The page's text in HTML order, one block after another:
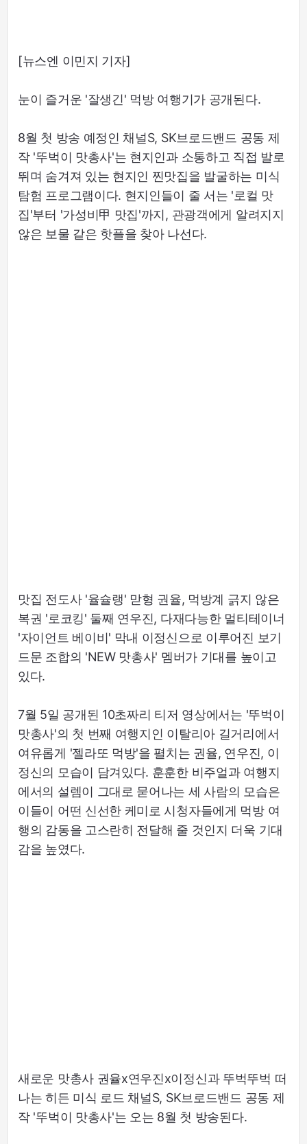
[뉴스엔 이민지 기자]
눈이 즐거운 '잘생긴' 먹방 여행기가 공개된다.
8월 첫 방송 예정인 채널S, SK브로드밴드 공동 제
작 '뚜벅이 맛총사'는 현지인과 소통하고 직접 발로
뛰며 숨겨져 있는 현지인 찐맛집을 발굴하는 미식
탐험 프로그램이다. 현지인들이 줄 서는 '로컬 맛
집'부터 '가성비甲 맛집'까지, 관광객에게 알려지지
않은 보물 같은 핫플을 찾아 나선다.
맛집 전도사 '율슐랭' 맏형 권율, 먹방계 긁지 않은
복권 '로코킹' 둘째 연우진, 다재다능한 멀티테이너
'자이언트 베이비' 막내 이정신으로 이루어진 보기
드문 조합의 'NEW 맛총사' 멤버가 기대를 높이고
있다.
7월 5일 공개된 10초짜리 티저 영상에서는 '뚜벅이
맛총사'의 첫 번째 여행지인 이탈리아 길거리에서
여유롭게 '젤라또 먹방'을 펼치는 권율, 연우진, 이
정신의 모습이 담겨있다. 훈훈한 비주얼과 여행지
에서의 설렘이 그대로 묻어나는 세 사람의 모습은
이들이 어떤 신선한 케미로 시청자들에게 먹방 여
행의 감동을 고스란히 전달해 줄 것인지 더욱 기대
감을 높였다.
새로운 맛총사 권율x연우진x이정신과 뚜벅뚜벅 떠
나는 히든 미식 로드 채널S, SK브로드밴드 공동 제
작 '뚜벅이 맛총사'는 오는 8월 첫 방송된다.